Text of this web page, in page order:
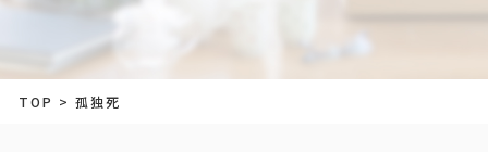
TOP > 孤独死